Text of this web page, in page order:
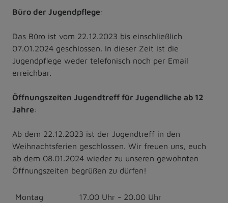
Büro der Jugendpflege:
Das Büro ist vom 22.12.2023 bis einschließlich
07.01.2024 geschlossen. In dieser Zeit ist die
Jugendpflege weder telefonisch noch per Email
erreichbar.
Öffnungszeiten Jugendtreff für Jugendliche ab 12
Jahre:
Ab dem 22.12.2023 ist der Jugendtreff in den
Weihnachtsferien geschlossen. Wir freuen uns, euch
ab dem 08.01.2024 wieder zu unseren gewohnten
Öffnungszeiten begrüßen zu dürfen!
Montag
17.00 Uhr - 20.00 Uhr